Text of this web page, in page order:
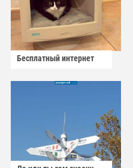
Бесплатный интернет